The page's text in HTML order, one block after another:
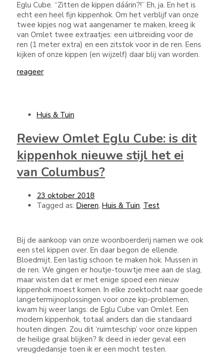
Eglu Cube. “Zitten de kippen dáárin?!” Eh, ja. En het is
echt een heel fijn kippenhok. Om het verblijf van onze
twee kipjes nog wat aangenamer te maken, kreeg ik
van Omlet twee extraatjes: een uitbreiding voor de
ren (1 meter extra) en een zitstok voor in de ren. Eens
kijken of onze kippen (en wijzelf) daar blij van worden.
reageer
Huis & Tuin
Review Omlet Eglu Cube: is dit
kippenhok nieuwe stijl het ei
van Columbus?
23 oktober 2018
Tagged as: Dieren, Huis & Tuin, Test
Bij de aankoop van onze woonboerderij namen we ook
een stel kippen over. En daar begon de ellende.
Bloedmijt. Een lastig schoon te maken hok. Mussen in
de ren. We gingen er houtje-touwtje mee aan de slag,
maar wisten dat er met enige spoed een nieuw
kippenhok moest komen. In elke zoektocht naar goede
langetermijnoplossingen voor onze kip-problemen,
kwam hij weer langs: de Eglu Cube van Omlet. Een
modern kippenhok, totaal anders dan die standaard
houten dingen. Zou dit ‘ruimteschip’ voor onze kippen
de heilige graal blijken? Ik deed in ieder geval een
vreugdedansje toen ik er een mocht testen.